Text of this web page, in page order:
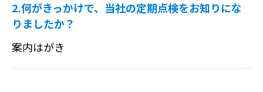
2.何がきっかけで、当社の定期点検をお知りにな
りましたか？
案内はがき